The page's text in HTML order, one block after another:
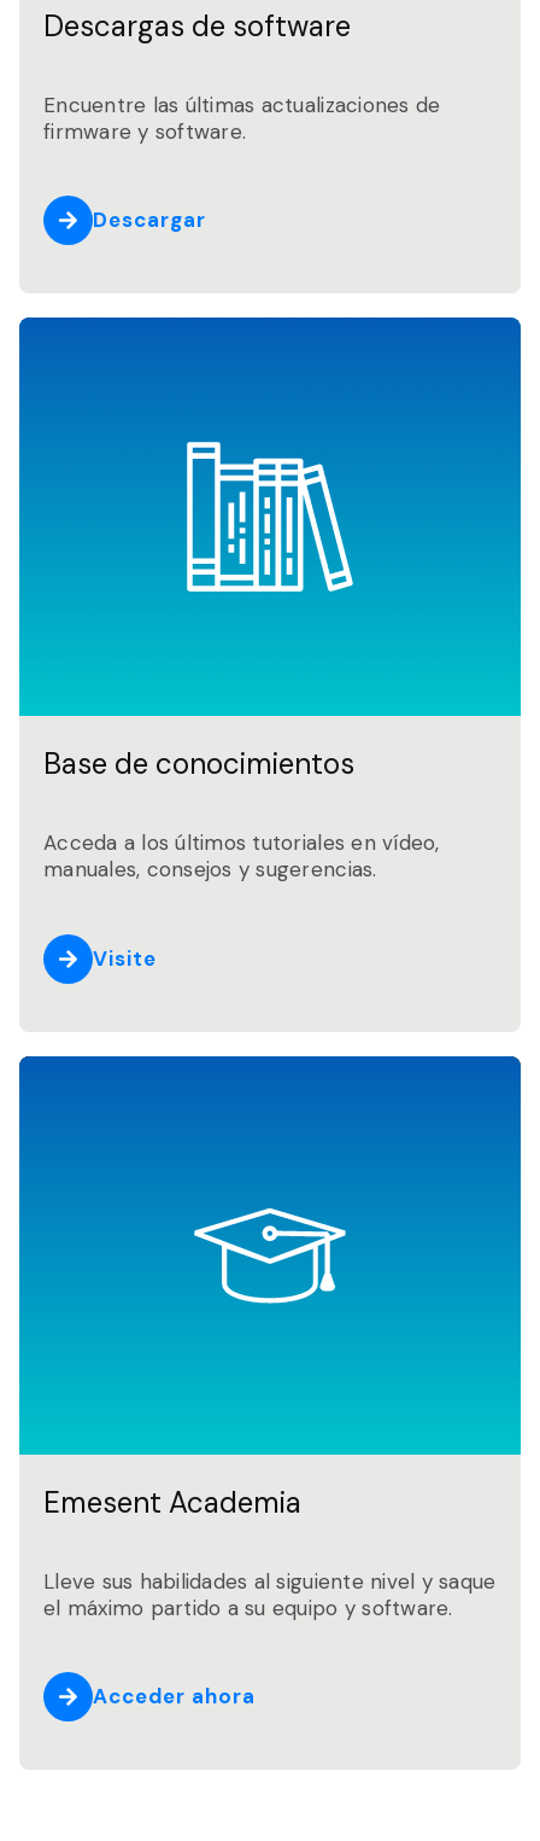
Descargas de software
Encuentre las últimas actualizaciones de
firmware y software.
Descargar
Base de conocimientos
Acceda a los últimos tutoriales en vídeo,
manuales, consejos y sugerencias.
Visite
Emesent Academia
Lleve sus habilidades al siguiente nivel y saque
el máximo partido a su equipo y software.
Acceder ahora